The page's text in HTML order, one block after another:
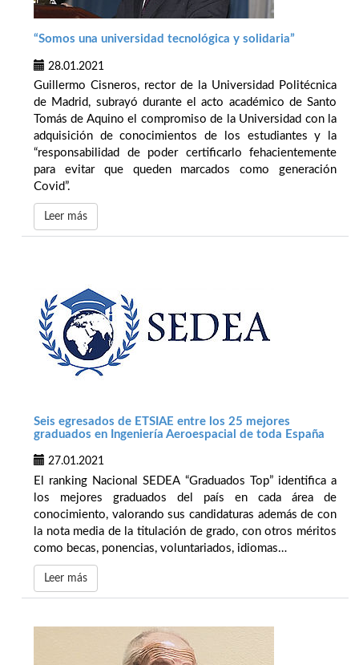
“Somos una universidad tecnológica y solidaria”
28.01.2021
Guillermo Cisneros, rector de la Universidad Politécnica
de Madrid, subrayó durante el acto académico de Santo
Tomás de Aquino el compromiso de la Universidad con la
adquisición de conocimientos de los estudiantes y la
“responsabilidad de poder certificarlo fehacientemente
para evitar que queden marcados como generación
Covid”.
Leer más
Seis egresados de ETSIAE entre los 25 mejores
graduados en Ingeniería Aeroespacial de toda España
27.01.2021
El ranking Nacional SEDEA “Graduados Top” identifica a
los mejores graduados del país en cada área de
conocimiento, valorando sus candidaturas además de con
la nota media de la titulación de grado, con otros méritos
como becas, ponencias, voluntariados, idiomas…
Leer más